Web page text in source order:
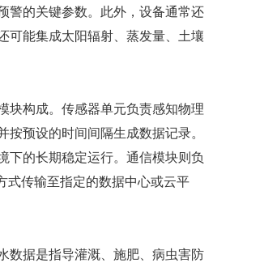
警的关键参数。此外，设备通常还
可能集成太阳辐射、蒸发量、土壤
块构成。传感器单元负责感知物理
预设的时间间隔生成数据记录。
下的长期稳定运行。通信模块则负
式传输至指定的数据中心或云平
数据是指导灌溉、施肥、病虫害防